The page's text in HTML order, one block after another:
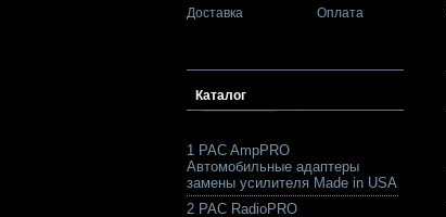
Доставка Оплата
Каталог
1 PAC AmpPRO
Автомобильные адаптеры
замены усилителя Made in USA
2 PAC RadioPRO